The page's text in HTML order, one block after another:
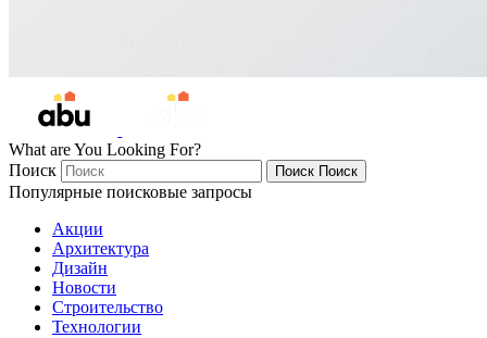
What are You Looking For?
Поиск
Поиск Поиск
Популярные поисковые запросы
Акции
Архитектура
Дизайн
Новости
Строительство
Технологии